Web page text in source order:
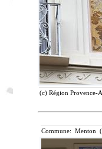
(c) Région Provence-
Commune: Menton